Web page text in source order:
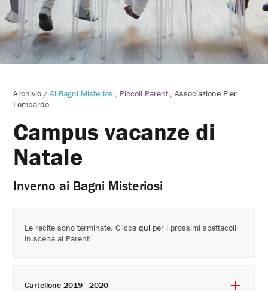
Archivio /Ai Bagni Misteriosi Piccoli Parenti Associazione Pier
Lombardo
Campus vacanze di
Natale
Inverno ai Bagni Misteriosi
Le recite sono terminate. Cliccaqui per i prossimi spettacoli
in scena al Parenti.
Cartellone 2019 - 2020